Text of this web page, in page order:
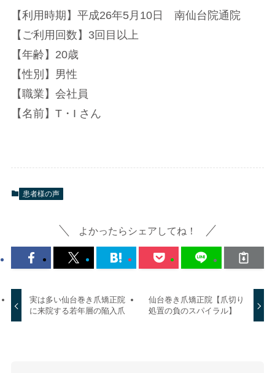
【利用時期】平成26年5月10日 南仙台院通院
【ご利用回数】3回目以上
【年齢】20歳
【性別】男性
【職業】会社員
【名前】T・I さん
患者様の声
よかったらシェアしてね！
実は多い仙台巻き爪矯正院
に来院する若年層の陥入爪
仙台巻き爪矯正院【爪切り
処置の負のスパイラル】